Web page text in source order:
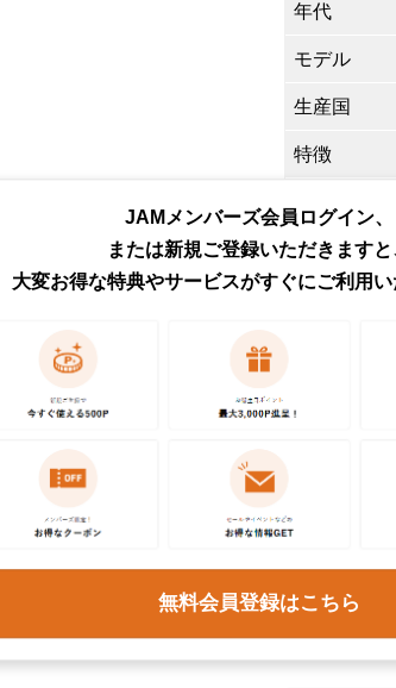
年代
モデル
生産国
特徴
色
柄
お問い
この商品に
ください。
予めご了承
JAMメンバーズ会員ログイン、
または新規ご登録いただきますと
大変お得な特典やサービスがすぐにご利用い
無料会員登録はこちら